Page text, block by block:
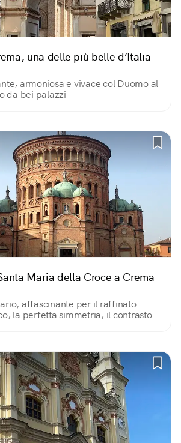
una delle più belle d’Italia
armoniosa e vivace col Duomo al
da bei palazzi
Maria della Croce a Crema
per il raffinato
la perfetta simmetria, il contrasto